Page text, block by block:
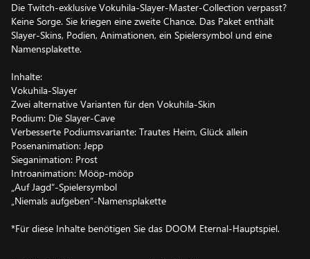
Die Twitch-exklusive Vokuhila-Slayer-Master-Collection verpasst?
Keine Sorge. Sie kriegen eine zweite Chance. Das Paket enthält
Slayer-Skins, Podien, Animationen, ein Spielersymbol und eine
Namensplakette.
Inhalte:
Vokuhila-Slayer
Zwei alternative Varianten für den Vokuhila-Skin
Podium: Die Slayer-Cave
Verbesserte Podiumsvariante: Trautes Heim, Glück allein
Posenanimation: Jepp
Sieganimation: Prost
Introanimation: Mööp-mööp
„Auf Jagd“-Spielersymbol
„Niemals aufgeben“-Namensplakette
*Für diese Inhalte benötigen Sie das DOOM Eternal-Hauptspiel.